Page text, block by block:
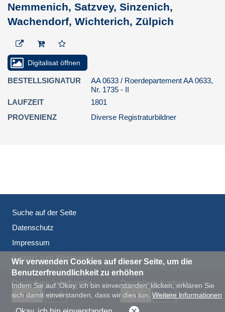
4.1.3. Juden
4.1.4. Kirchenverwaltung,
4.1.6. Verkauf und
Verpachtung von
Gemeindegütern, Verwaltung
von Gemeindebesitz und -
einkünften...
4.3. Drittes Büro: Kommunales
Schuldenwesen
5. Dritte Division: Militärverwaltung;
Verwaltung von öffentlichen
Arbeiten, Landwirtschaft, Handel
Nemmenich, Satzvey, Sinzenich,
Wachendorf, Wichterich, Zülpich
Digitalisat öffnen
BESTELLSIGNATUR
AA 0633 / Roerdepartement AA 0633,
Nr. 1735 - II
LAUFZEIT
1801
PROVENIENZ
Diverse Registraturbildner
Darstellung Schriftgröße
Darstellung Kontrast
normal
groß normal hoch
Suche auf der Seite
Datenschutz
Impressum
Kontakt zum Webmaster
Wir verwenden Cookies auf dieser Seite, um die
Benutzerfreundlichkeit zu erhöhen
Indem Sie auf 'Okay, ich bin einverstanden' klicken, erklären Sie
sich damit einverstanden, dass wir dies tun. Weitere Informationen